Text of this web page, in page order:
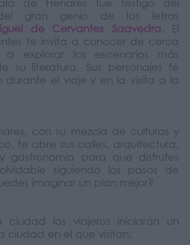
de Henares fue testigo del
gran genio de las letras
de Cervantes Saavedra. El
te invita a conocer de cerca
explorar los escenarios más
su literatura. Sus personajes te
durante el viaje y en la visita a la
con su mezcla de culturas y
te abre sus calles, arquitectura,
gastronomía para que disfrutes
siguiendo los pasos de
imaginar un plan mejor?
los viajeros iniciarán un
ciudad en el que visitan: